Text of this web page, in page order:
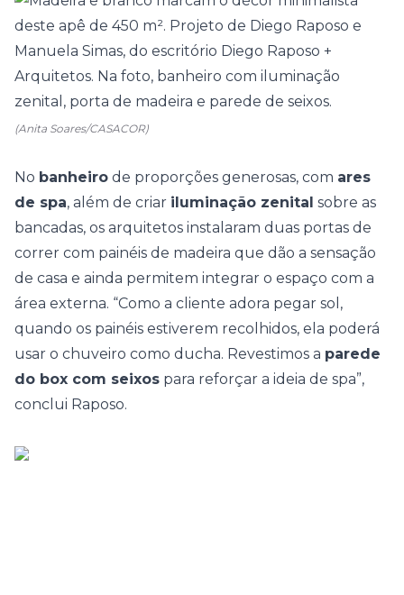
(Anita Soares/CASACOR)
No banheiro de proporções generosas, com ares
de spa, além de criar iluminação zenital sobre as
bancadas, os arquitetos instalaram duas portas de
correr com painéis de madeira que dão a sensação
de casa e ainda permitem integrar o espaço com a
área externa. “Como a cliente adora pegar sol,
quando os painéis estiverem recolhidos, ela poderá
usar o chuveiro como ducha. Revestimos a parede
do box com seixos para reforçar a ideia de spa”,
conclui Raposo.